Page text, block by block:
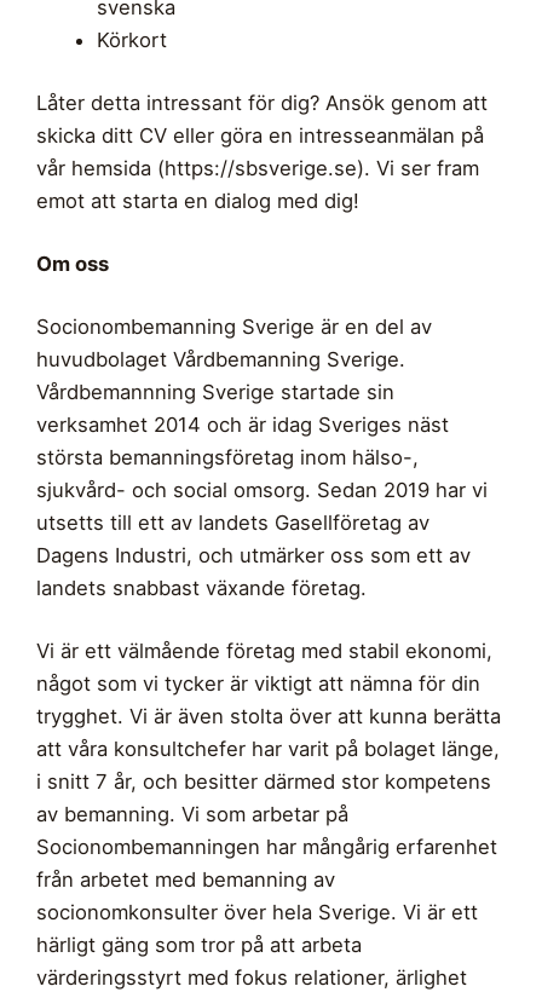
svenska
Körkort
Låter detta intressant för dig? Ansök genom att
skicka ditt CV eller göra en intresseanmälan på
vår hemsida (https://sbsverige.se). Vi ser fram
emot att starta en dialog med dig!
Om oss
Socionombemanning Sverige är en del av
huvudbolaget Vårdbemanning Sverige.
Vårdbemannning Sverige startade sin
verksamhet 2014 och är idag Sveriges näst
största bemanningsföretag inom hälso-,
sjukvård- och social omsorg. Sedan 2019 har vi
utsetts till ett av landets Gasellföretag av
Dagens Industri, och utmärker oss som ett av
landets snabbast växande företag.
Vi är ett välmående företag med stabil ekonomi,
något som vi tycker är viktigt att nämna för din
trygghet. Vi är även stolta över att kunna berätta
att våra konsultchefer har varit på bolaget länge,
i snitt 7 år, och besitter därmed stor kompetens
av bemanning. Vi som arbetar på
Socionombemanningen har mångårig erfarenhet
från arbetet med bemanning av
socionomkonsulter över hela Sverige. Vi är ett
härligt gäng som tror på att arbeta
värderingsstyrt med fokus relationer, ärlighet